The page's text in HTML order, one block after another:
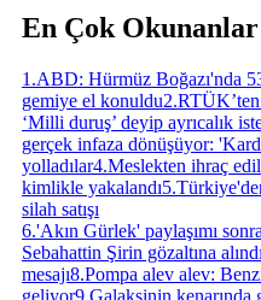
En Çok Okunanlar
1 .ABD: Hürmüz Boğazı'nda
gemiye el konuldu2.
‘Milli duruş’ deyip ayrıcalık
gerçek infaza dönüşüyor:
yolladılar4.Meslekten ihraç
kimlikle yakalandı5.
silah satışı
6.'Akın Gürlek' paylaşımı
Sebahattin Şirin gözaltına alındı
mesajı8.Pompa alev alev:
geliyor9.Galaksinin